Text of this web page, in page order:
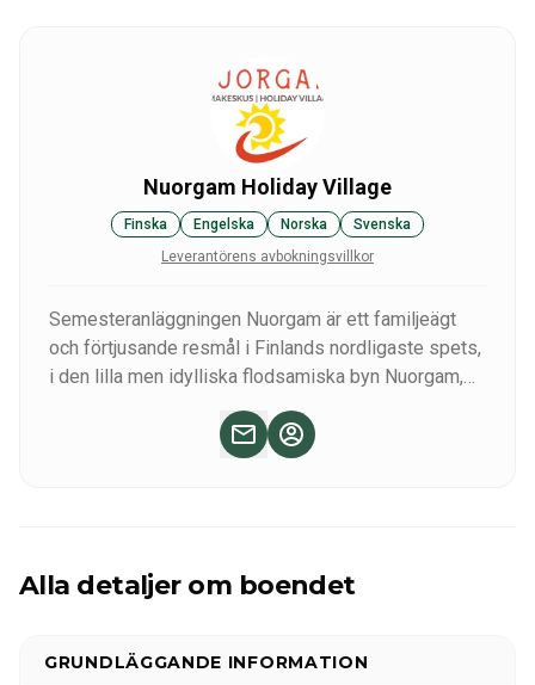
Nuorgam Holiday Village
Finska Engelska Norska
Svenska
Leverantörens avbokningsvillkor
Semesteranläggningen Nuorgam är ett familjeägt
och förtjusande resmål i Finlands nordligaste spets,
i den lilla men idylliska flodsamiska byn Nuorgam,
Alla detaljer om boendet
GRUNDLÄGGANDE INFORMATION